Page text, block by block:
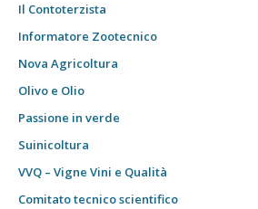
Il Contoterzista
Informatore Zootecnico
Nova Agricoltura
Olivo e Olio
Passione in verde
Suinicoltura
VVQ – Vigne Vini e Qualità
Comitato tecnico scientifico